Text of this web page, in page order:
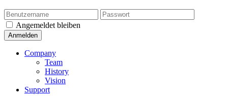
Angemeldet bleiben
Company
Team
History
Vision
Support